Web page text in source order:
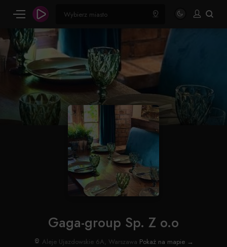
Gaga-group Sp. Z o.o
Aleje Ujazdowskie 6A, Warszawa Pokaż na mapie →